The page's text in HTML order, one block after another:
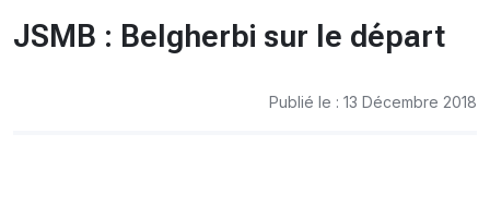
JSMB : Belgherbi sur le départ
Publié le : 13 Décembre 2018